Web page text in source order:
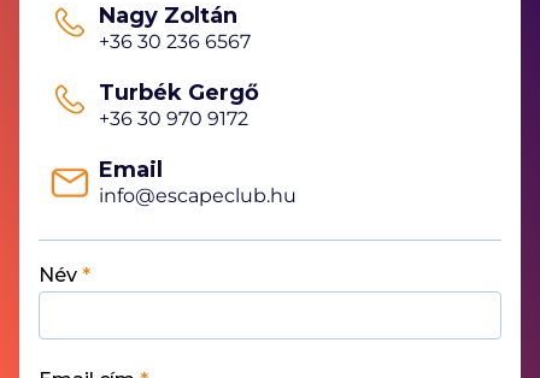
Nagy Zoltán
+36 30 236 6567
Turbék Gergő
+36 30 970 9172
Email
info@escapeclub.hu
Név *